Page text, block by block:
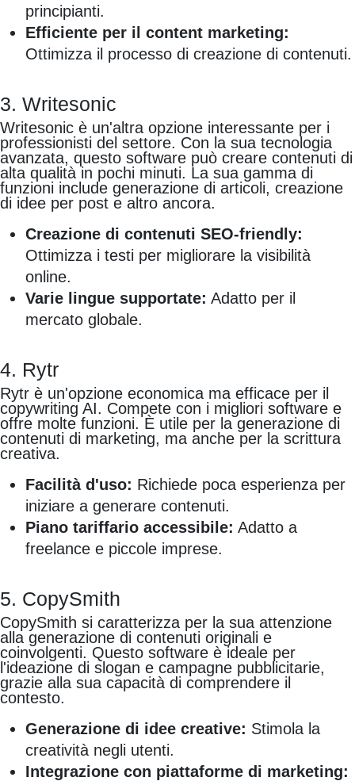
principianti.
Efficiente per il content marketing:
Ottimizza il processo di creazione di contenuti.
3. Writesonic
Writesonic è un'altra opzione interessante per i
professionisti del settore. Con la sua tecnologia
avanzata, questo software può creare contenuti di
alta qualità in pochi minuti. La sua gamma di
funzioni include generazione di articoli, creazione
di idee per post e altro ancora.
Creazione di contenuti SEO-friendly:
Ottimizza i testi per migliorare la visibilità
online.
Varie lingue supportate: Adatto per il
mercato globale.
4. Rytr
Rytr è un'opzione economica ma efficace per il
copywriting AI. Compete con i migliori software e
offre molte funzioni. È utile per la generazione di
contenuti di marketing, ma anche per la scrittura
creativa.
Facilità d'uso: Richiede poca esperienza per
iniziare a generare contenuti.
Piano tariffario accessibile: Adatto a
freelance e piccole imprese.
5. CopySmith
CopySmith si caratterizza per la sua attenzione
alla generazione di contenuti originali e
coinvolgenti. Questo software è ideale per
l'ideazione di slogan e campagne pubblicitarie,
grazie alla sua capacità di comprendere il
contesto.
Generazione di idee creative: Stimola la
creatività negli utenti.
Integrazione con piattaforme di marketing: